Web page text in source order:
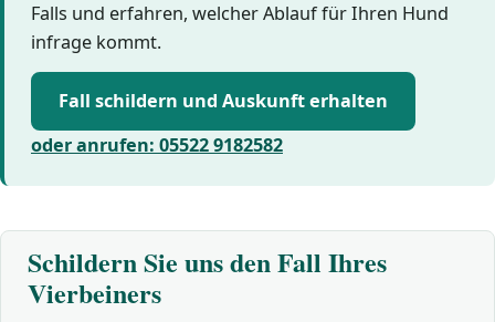
Falls und erfahren, welcher Ablauf für Ihren Hund
infrage kommt.
Fall schildern und Auskunft erhalten
oder anrufen: 05522 9182582
Schildern Sie uns den Fall Ihres
Vierbeiners